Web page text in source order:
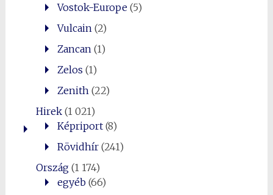
Vostok-Europe(5)
Vulcain (2)
Zancan (1)
Zelos (1)
Zenith (22)
Hirek(1 021)
Képriport(8)
Rövidhír(241)
Ország(1 174)
egyéb(66)